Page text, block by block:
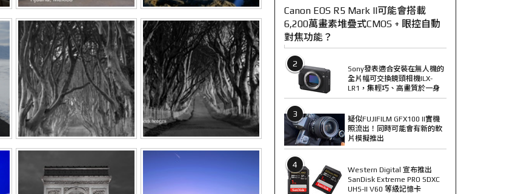
Canon EOS R5 Mark II可能會搭載
6,200萬畫素堆疊式CMOS + 眼控自動
對焦功能？
2
Sony發表適合安裝在無人機的
全片幅可交換鏡頭相機ILX-
LR1，集輕巧、高畫質於一身
3
疑似FUJIFILM GFX100 II實機
照流出！同時可能會有新的軟
片模擬推出
4
Western Digital 宣布推出
SanDisk Extreme PRO SDXC
UHS-II V60 等級記憶卡